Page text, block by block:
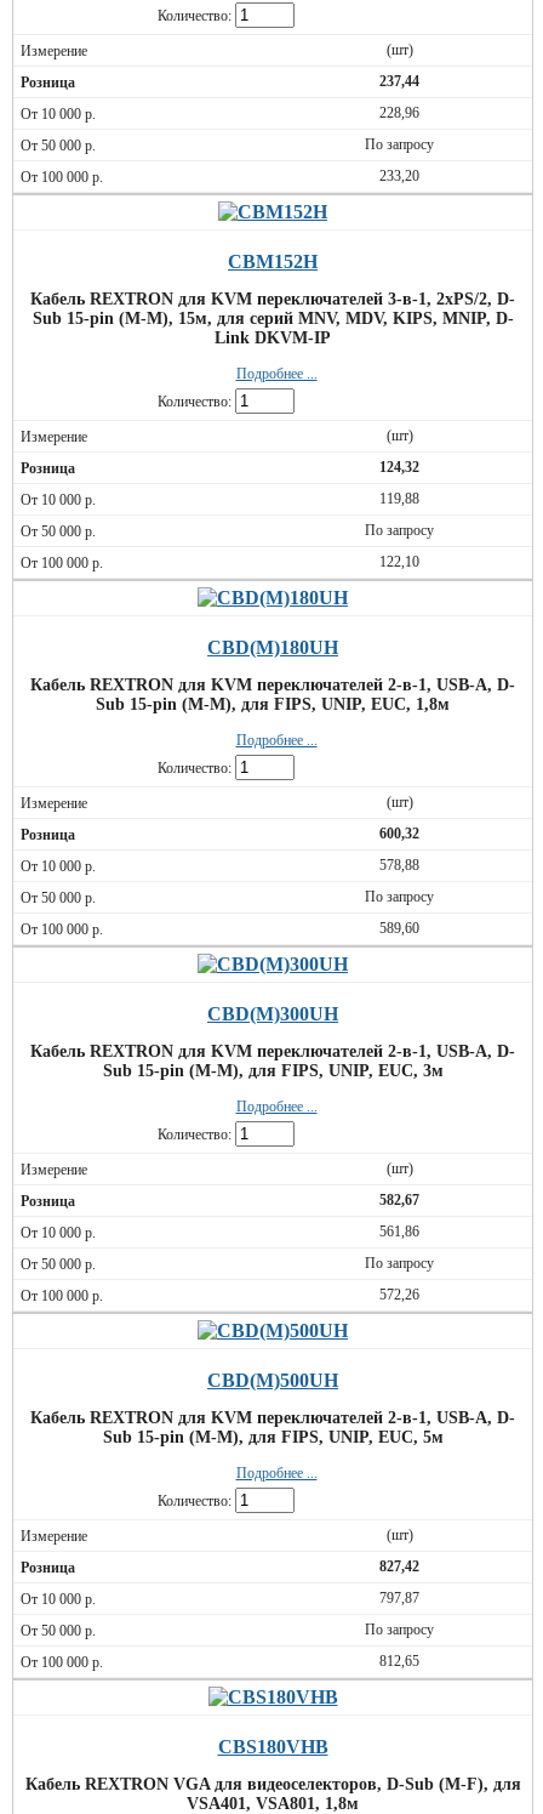
Количество:
(шт)
237,44
228,96
По запросу
233,20
CBM152H
Кабель REXTRON для KVM переключателей 3-в-1, 2xPS/2, D-
Sub 15-pin (M-M), 15м, для серий MNV, MDV, KIPS, MNIP, D-
Link DKVM-IP
Подробнее ...
Количество:
(шт)
124,32
119,88
По запросу
122,10
CBD(M)180UH
Кабель REXTRON для KVM переключателей 2-в-1, USB-A, D-
Sub 15-pin (M-M), для FIPS, UNIP, EUC, 1,8м
Подробнее ...
Количество:
(шт)
600,32
578,88
По запросу
589,60
CBD(M)300UH
Кабель REXTRON для KVM переключателей 2-в-1, USB-A, D-
Sub 15-pin (M-M), для FIPS, UNIP, EUC, 3м
Подробнее ...
Количество:
(шт)
582,67
561,86
По запросу
572,26
CBD(M)500UH
Кабель REXTRON для KVM переключателей 2-в-1, USB-A, D-
Sub 15-pin (M-M), для FIPS, UNIP, EUC, 5м
Подробнее ...
Количество:
(шт)
827,42
797,87
По запросу
812,65
CBS180VHB
Кабель REXTRON VGA для видеоселекторов, D-Sub (M-F), для
VSA401, VSA801, 1,8м